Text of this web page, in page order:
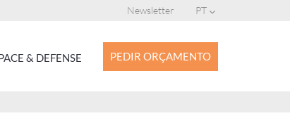
PT
Newsletter
& DEFENSE PEDIR ORÇAMENTO